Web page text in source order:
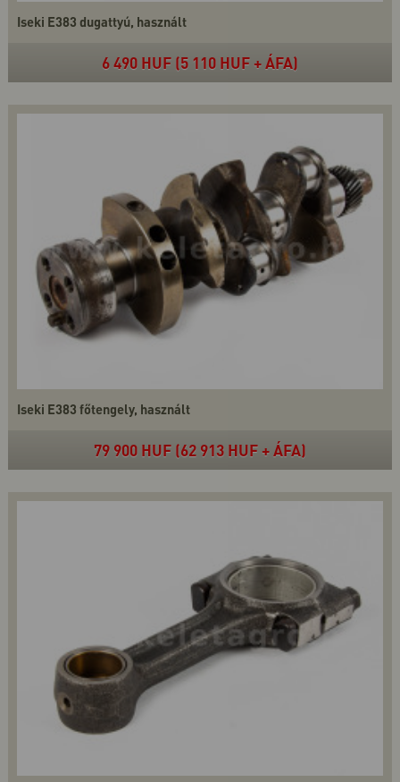
Iseki E383 dugattyú, használt
6 490 HUF (5 110 HUF + ÁFA)
Iseki E383 főtengely, használt
79 900 HUF (62 913 HUF + ÁFA)